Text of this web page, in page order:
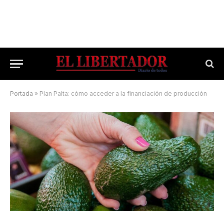
Portada » Plan Palta: cómo acceder a la financiación de producción